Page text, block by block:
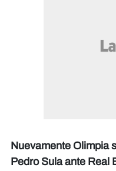
Nuevamente Olimpia
Pedro Sula ante Real